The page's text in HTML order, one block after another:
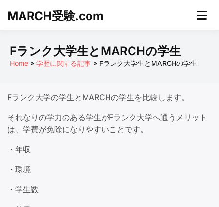
MARCH受験.com
Fランク大学生とMARCHの学生
Home 学歴に関する記事 Fランク大学生とMARCHの学生
Fランク大学の学生とMARCHの学生を比較します。
それなりの学力のある学生がFランク大学へ通うメリット
は、学費が免除になりやすいことです。
・年収
・環境
・学生数